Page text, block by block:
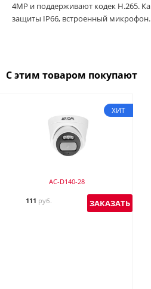
4MP и поддерживают кодек H.265.
защиты IP66, встроенный микрофон.
С этим товаром покупают
ХИТ
AC-D140-28
111 руб. ЗАКАЗАТЬ